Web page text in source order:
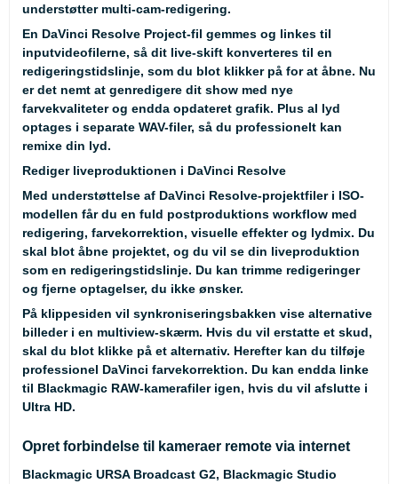
understøtter multi-cam-redigering.
En DaVinci Resolve Project-fil gemmes og linkes til
inputvideofilerne, så dit live-skift konverteres til en
redigeringstidslinje, som du blot klikker på for at åbne. Nu
er det nemt at genredigere dit show med nye
farvekvaliteter og endda opdateret grafik. Plus al lyd
optages i separate WAV-filer, så du professionelt kan
remixe din lyd.
Rediger liveproduktionen i DaVinci Resolve
Med understøttelse af DaVinci Resolve-projektfiler i ISO-
modellen får du en fuld postproduktions workflow med
redigering, farvekorrektion, visuelle effekter og lydmix. Du
skal blot åbne projektet, og du vil se din liveproduktion
som en redigeringstidslinje. Du kan trimme redigeringer
og fjerne optagelser, du ikke ønsker.
På klippesiden vil synkroniseringsbakken vise alternative
billeder i en multiview-skærm. Hvis du vil erstatte et skud,
skal du blot klikke på et alternativ. Herefter kan du tilføje
professionel DaVinci farvekorrektion. Du kan endda linke
til Blackmagic RAW-kamerafiler igen, hvis du vil afslutte i
Ultra HD.
Opret forbindelse til kameraer remote via internet
Blackmagic URSA Broadcast G2, Blackmagic Studio